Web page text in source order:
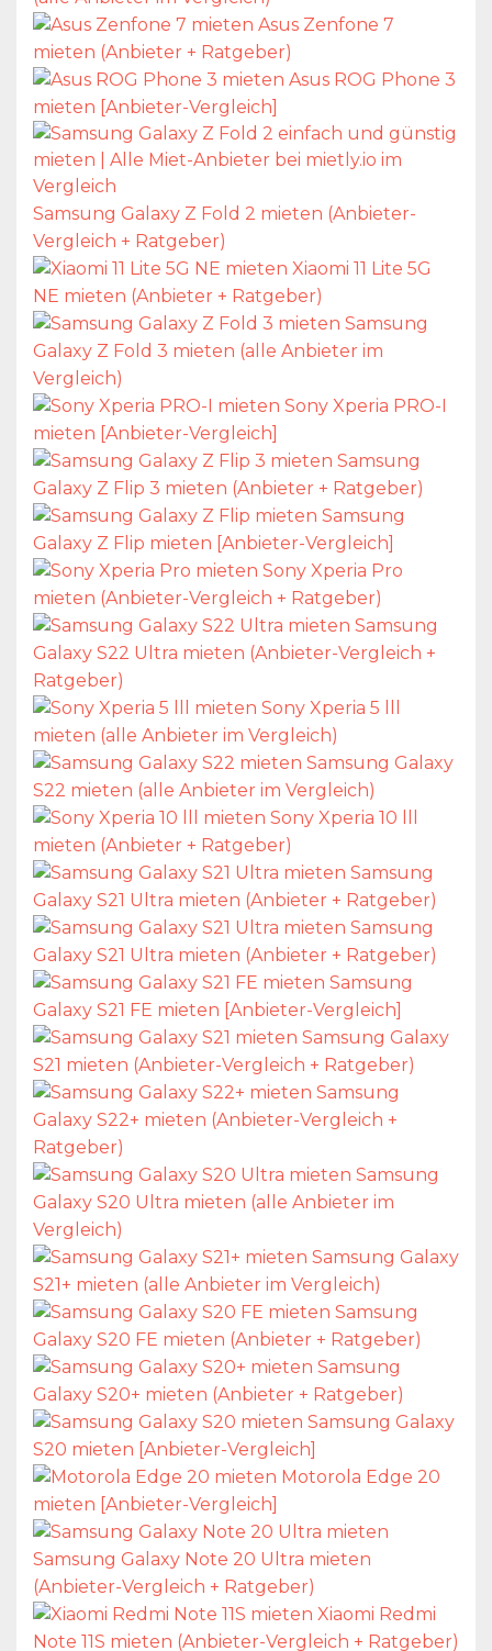
Asus Zenfone 7
mieten (Anbieter + Ratgeber)
Asus ROG Phone 3
mieten [Anbieter-Vergleich]
Samsung Galaxy Z Fold 2 mieten (Anbieter-
Vergleich + Ratgeber)
Xiaomi 11 Lite 5G
NE mieten (Anbieter + Ratgeber)
Samsung
Galaxy Z Fold 3 mieten (alle Anbieter im
Vergleich)
Sony Xperia PRO-I
mieten [Anbieter-Vergleich]
Samsung
Galaxy Z Flip 3 mieten (Anbieter + Ratgeber)
Samsung
Galaxy Z Flip mieten [Anbieter-Vergleich]
Sony Xperia Pro
mieten (Anbieter-Vergleich + Ratgeber)
Samsung
Galaxy S22 Ultra mieten (Anbieter-Vergleich +
Ratgeber)
Sony Xperia 5 lll
mieten (alle Anbieter im Vergleich)
Samsung Galaxy
S22 mieten (alle Anbieter im Vergleich)
Sony Xperia 10 lll
mieten (Anbieter + Ratgeber)
Samsung
Galaxy S21 Ultra mieten (Anbieter + Ratgeber)
Samsung
Galaxy S21 Ultra mieten (Anbieter + Ratgeber)
Samsung
Galaxy S21 FE mieten [Anbieter-Vergleich]
Samsung Galaxy
S21 mieten (Anbieter-Vergleich + Ratgeber)
Samsung
Galaxy S22+ mieten (Anbieter-Vergleich +
Ratgeber)
Samsung
Galaxy S20 Ultra mieten (alle Anbieter im
Vergleich)
Samsung Galaxy
S21+ mieten (alle Anbieter im Vergleich)
Samsung
Galaxy S20 FE mieten (Anbieter + Ratgeber)
Samsung
Galaxy S20+ mieten (Anbieter + Ratgeber)
Samsung Galaxy
S20 mieten [Anbieter-Vergleich]
Motorola Edge 20
mieten [Anbieter-Vergleich]
Samsung Galaxy Note 20 Ultra mieten
(Anbieter-Vergleich + Ratgeber)
Xiaomi Redmi
Note 11S mieten (Anbieter-Vergleich + Ratgeber)